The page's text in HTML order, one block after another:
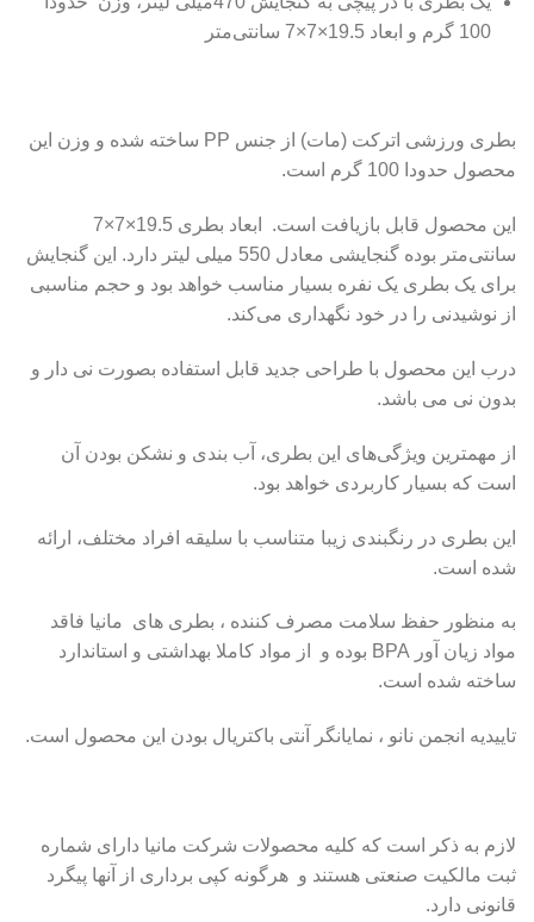
100 گرم و ابعاد 19.5×7×7 سانتی‌متر
بطری ورزشی اترکت (مات) از جنس PP ساخته شده و وزن این
محصول حدودا 100 گرم است.
این محصول قابل بازیافت است. ابعاد بطری 19.5×7×7
سانتی‌متر بوده گنجایشی معادل 550 میلی لیتر دارد. این گنجایش
برای یک بطری یک نفره بسیار مناسب خواهد بود و حجم مناسبی
از نوشیدنی را در خود نگهداری می‌کند.
درب این محصول با طراحی جدید قابل استفاده بصورت نی دار و
بدون نی می باشد.
از مهمترین ویژگی‌های این بطری، آب بندی و نشکن بودن آن
است که بسیار کاربردی خواهد بود.
این بطری در رنگبندی زیبا متناسب با سلیقه افراد مختلف، ارائه
شده است.
به منظور حفظ سلامت مصرف کننده ، بطری های مانیا فاقد
مواد زیان آور BPA بوده و از مواد کاملا بهداشتی و استاندارد
ساخته شده است.
تاییدیه انجمن نانو ، نمایانگر آنتی باکتریال بودن این محصول است.
لازم به ذکر است که کلیه محصولات شرکت مانیا دارای شماره
ثبت مالکیت صنعتی هستند و هرگونه کپی برداری از آنها پیگرد
قانونی دارد.